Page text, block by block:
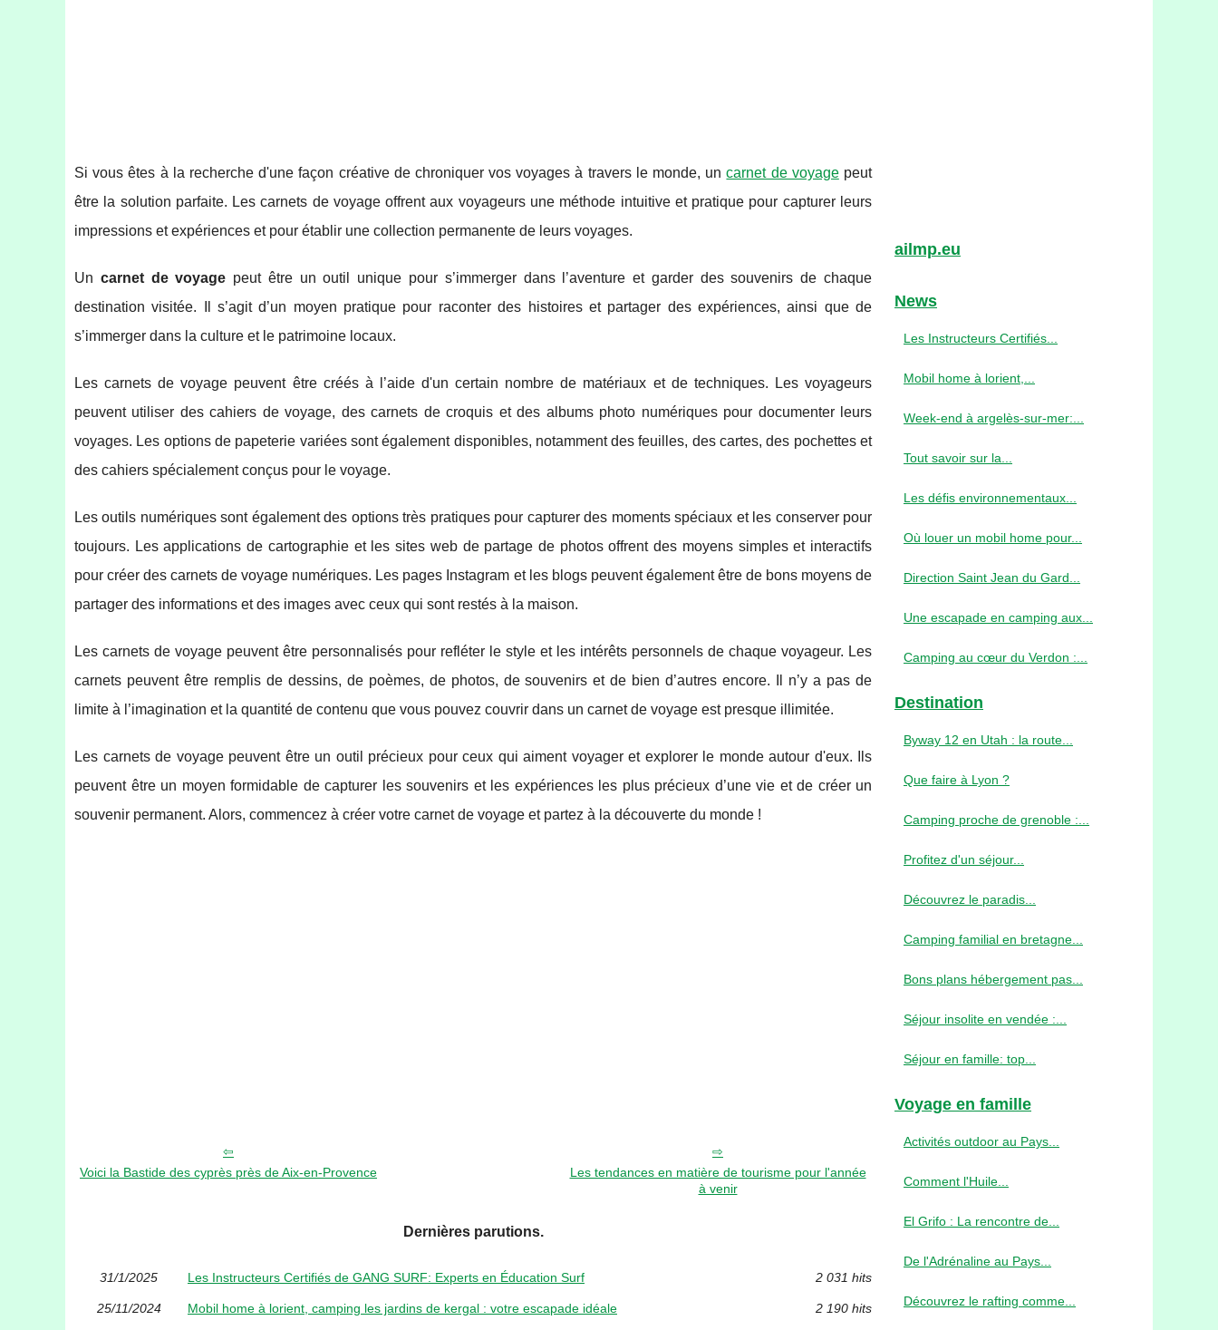
Si vous êtes à la recherche d'une façon créative de chroniquer vos voyages à travers le monde, uncarnet de voyagepeut
être la solution parfaite. Les carnets de voyage offrent aux voyageurs une méthode intuitive et pratique pour capturer leurs
impressions et expériences et pour établir une collection permanente de leurs voyages.
Un carnet de voyage peut être un outil unique pour s’immerger dans l’aventure et garder des souvenirs de chaque
destination visitée. Il s’agit d’un moyen pratique pour raconter des histoires et partager des expériences, ainsi que de
s’immerger dans la culture et le patrimoine locaux.
Les carnets de voyage peuvent être créés à l’aide d'un certain nombre de matériaux et de techniques. Les voyageurs
peuvent utiliser des cahiers de voyage, des carnets de croquis et des albums photo numériques pour documenter leurs
voyages. Les options de papeterie variées sont également disponibles, notamment des feuilles, des cartes, des pochettes et
des cahiers spécialement conçus pour le voyage.
Les outils numériques sont également des options très pratiques pour capturer des moments spéciaux et les conserver pour
toujours. Les applications de cartographie et les sites web de partage de photos offrent des moyens simples et interactifs
pour créer des carnets de voyage numériques. Les pages Instagram et les blogs peuvent également être de bons moyens de
partager des informations et des images avec ceux qui sont restés à la maison.
Les carnets de voyage peuvent être personnalisés pour refléter le style et les intérêts personnels de chaque voyageur. Les
carnets peuvent être remplis de dessins, de poèmes, de photos, de souvenirs et de bien d’autres encore. Il n’y a pas de
limite à l’imagination et la quantité de contenu que vous pouvez couvrir dans un carnet de voyage est presque illimitée.
Les carnets de voyage peuvent être un outil précieux pour ceux qui aiment voyager et explorer le monde autour d'eux. Ils
peuvent être un moyen formidable de capturer les souvenirs et les expériences les plus précieux d’une vie et de créer un
souvenir permanent. Alors, commencez à créer votre carnet de voyage et partez à la découverte du monde !
Voici la Bastide des cyprès près de Aix-en-Provence
Les tendances en matière de tourisme pour l'année
à venir
Dernières parutions.
31/1/2025 Les Instructeurs Certifiés de GANG SURF: Experts en Éducation Surf 2 031 hits
25/11/2024 Mobil home à lorient, camping les jardins de kergal : votre escapade idéale 2 190 hits
ailmp.eu
News
Les Instructeurs Certifiés...
Mobil home à lorient,...
Week-end à argelès-sur-mer:...
Tout savoir sur la...
Les défis environnementaux...
Où louer un mobil home pour...
Direction Saint Jean du Gard...
Une escapade en camping aux...
Camping au cœur du Verdon :...
Destination
Byway 12 en Utah : la route...
Que faire à Lyon ?
Camping proche de grenoble :...
Profitez d'un séjour...
Découvrez le paradis...
Camping familial en bretagne...
Bons plans hébergement pas...
Séjour insolite en vendée :...
Séjour en famille: top...
Voyage en famille
Activités outdoor au Pays...
Comment l'Huile...
El Grifo : La rencontre de...
De l'Adrénaline au Pays...
Découvrez le rafting comme...